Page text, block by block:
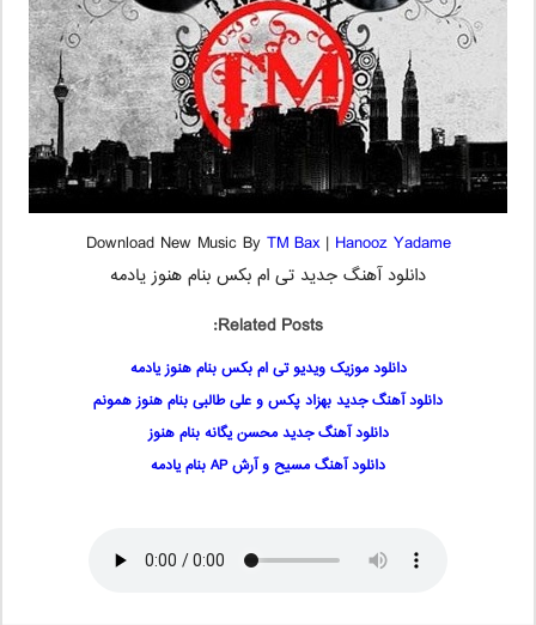
Download New Music By TM Bax| Hanooz Yadame
دانلود آهنگ جدید تی ام بکس بنام هنوز یادمه
Related Posts:
دانلود موزیک ویدیو تی ام بکس بنام هنوز یادمه
دانلود آهنگ جدید بهزاد پکس و علی طالبی بنام هنوز همونم
دانلود آهنگ جدید محسن یگانه بنام هنوز
دانلود آهنگ مسیح و آرش AP بنام یادمه